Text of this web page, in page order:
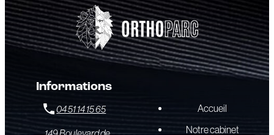
Informations
04 51 14 15 65
Accueil
Notre cabinet